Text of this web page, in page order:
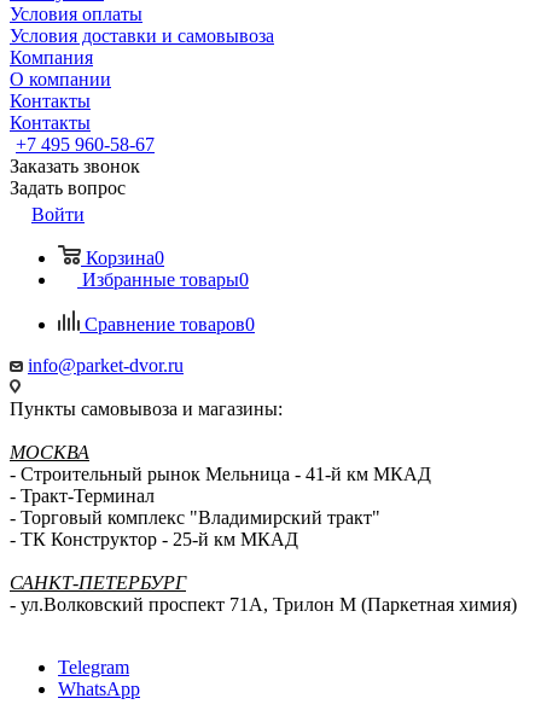
Условия оплаты
Условия доставки и самовывоза
Компания
О компании
Контакты
Контакты
+7 495 960-58-67
Заказать звонок
Задать вопрос
Войти
Корзина0
Избранные товары0
Сравнение товаров0
info@parket-dvor.ru
Пункты самовывоза и магазины:
МОСКВА
- Строительный рынок Мельница - 41-й км МКАД
- Тракт-Терминал
- Торговый комплекс "Владимирский тракт"
- ТК Конструктор - 25-й км МКАД
САНКТ-ПЕТЕРБУРГ
- ул.Волковский проспект 71А, Трилон М (Паркетная химия)
Telegram
WhatsApp